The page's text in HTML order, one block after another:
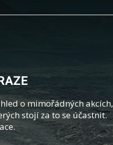
o mimořádných akcích,
stojí za to se účastnit.